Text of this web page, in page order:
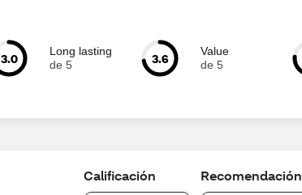
3.0
Long lasting
de 5
3.6
Value
de 5
Calificación Recomendación